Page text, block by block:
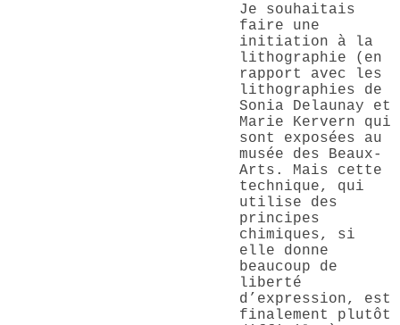
Je souhaitais
faire une
initiation à la
lithographie (en
rapport avec les
lithographies de
Sonia Delaunay et
Marie Kervern qui
sont exposées au
musée des Beaux-
Arts. Mais cette
technique, qui
utilise des
principes
chimiques, si
elle donne
beaucoup de
liberté
d’expression, est
finalement plutôt